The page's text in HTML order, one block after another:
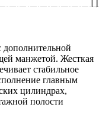
манжетой. Жесткая
стабильное
главным
цилиндрах,
полости